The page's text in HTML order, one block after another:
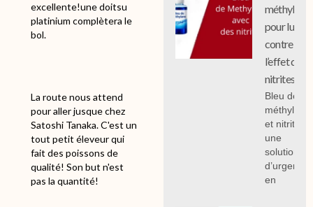
excellente!une doitsu
platinium complètera le
bol.
La route nous attend
pour aller jusque chez
Satoshi Tanaka. C'est un
tout petit éleveur qui
fait des poissons de
qualité! Son but n'est
pas la quantité!
méthylène
pour lutter
contre
l’effet des
nitrites
Bleu de
méthylène
et nitrites :
une
solution
d’urgence
en